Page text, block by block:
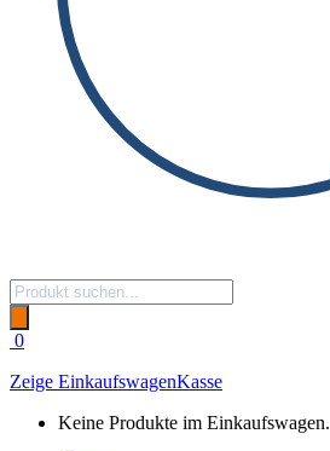
Products
search
0
Zeige EinkaufswagenKasse
Keine Produkte im Einkaufswagen.